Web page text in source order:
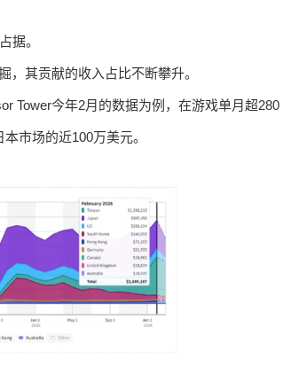
据。
其贡献的收入占比不断攀升。
Tower今年2月的数据为例，在游戏单月超280
市场的近100万美元。